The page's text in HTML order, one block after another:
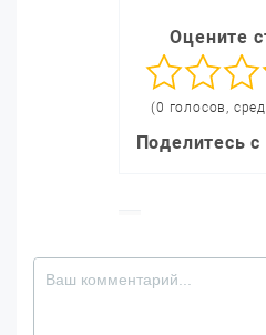
Оцените
(0 голосов,
Поделитесь